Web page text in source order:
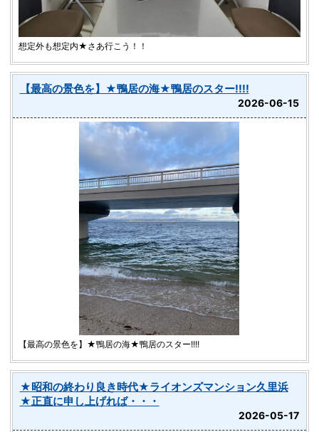
想定外も想定内★さあ行こう！！
【最高の景色を】★鴨居の海★鴨居のスター!!!!
2026-06-15
【最高の景色を】★鴨居の海★鴨居のスター!!!!
★昭和の終わり良き時代★ライオンズマンション久里浜
★正直に申し上げれば・・・
2026-05-17